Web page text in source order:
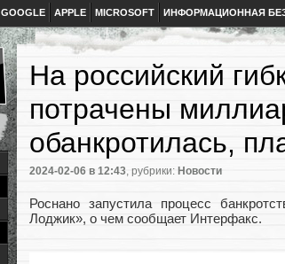
GOOGLE APPLE MICROSOFT ИНФОРМАЦИОННАЯ
На российский
потрачены
обанкротилась,
2024-02-06 в 12:43, рубрики: Новости
Роснано запустила процесс
Лоджик», о чем сообщает Интерфакс.